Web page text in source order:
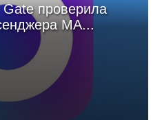
проверила
МА...